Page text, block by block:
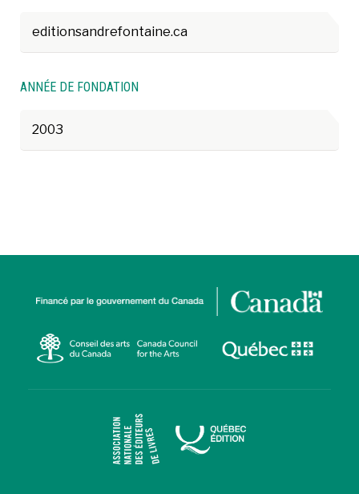
editionsandrefontaine.ca
ANNÉE DE FONDATION
2003